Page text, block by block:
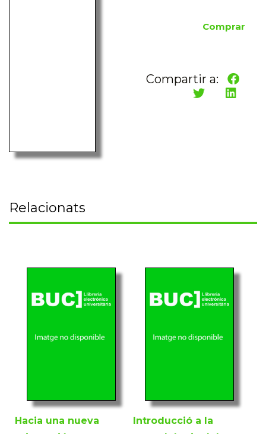
Comprar
Compartir a:
Relacionats
Hacia una nueva
Introducció a la